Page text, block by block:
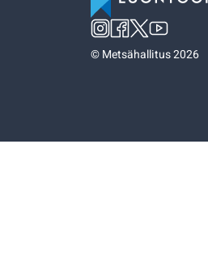
©Metsähallitus 2026